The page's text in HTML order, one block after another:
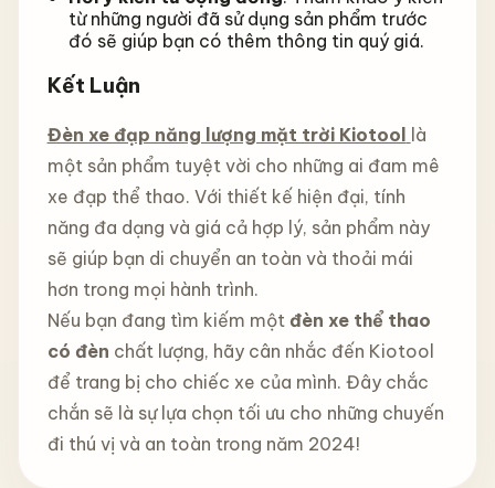
từ những người đã sử dụng sản phẩm trước
đó sẽ giúp bạn có thêm thông tin quý giá.
Kết Luận
Đèn xe đạp năng lượng mặt trời Kiotool là
một sản phẩm tuyệt vời cho những ai đam mê
xe đạp thể thao. Với thiết kế hiện đại, tính
năng đa dạng và giá cả hợp lý, sản phẩm này
sẽ giúp bạn di chuyển an toàn và thoải mái
hơn trong mọi hành trình.
Nếu bạn đang tìm kiếm một đèn xe thể thao
có đèn chất lượng, hãy cân nhắc đến Kiotool
để trang bị cho chiếc xe của mình. Đây chắc
chắn sẽ là sự lựa chọn tối ưu cho những chuyến
đi thú vị và an toàn trong năm 2024!